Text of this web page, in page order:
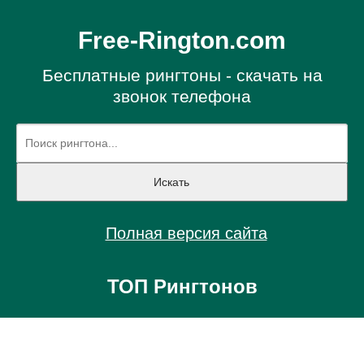
Free-Rington.com
Бесплатные рингтоны - скачать на
звонок телефона
Полная версия сайта
ТОП Рингтонов